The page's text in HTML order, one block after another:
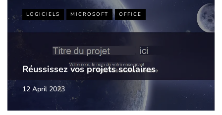
LOGICIELS MICROSOFT OFFICE
Réussissez vos projets scolaires
12 April 2023